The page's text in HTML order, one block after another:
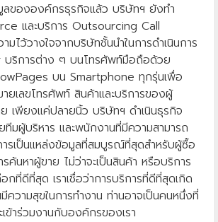
ลขององค์กรธุรกิจแล้ว บริษัทฯ ยังทำ
และบริการ Outsourcing Call
ไว้วางใจจากบริษัทชั้นนำในการดำเนินการ
ริการต่าง ๆ บนโทรศัพท์มือถือด้วย
บน Smartphone ทุกรุ่นเพื่อ
ยเลขโทรศัพท์ สินค้าและบริการของผู้
เพียงแค่ปลายนิ้ว บริษัทฯ ดำเนินธุรกิจ
มผู้บริหาร และพนักงานที่มีความสามารถ
ารเป็นแหล่งข้อมูลที่สมบูรณ์ที่สุดสำหรับผู้ซื้อ
ค้นหาผู้ขาย ไม่ว่าจะเป็นสินค้า หรือบริการ
กที่ดีที่สุด เราเชื่อว่าการบริการที่ดีที่สุดเกิด
ความสุขในการทำงาน ท่านอาจเป็นคนหนึ่งที่
เข้าร่วมงานกับองค์กรของเรา